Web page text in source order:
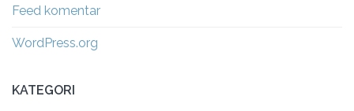
Feed komentar
WordPress.org
KATEGORI